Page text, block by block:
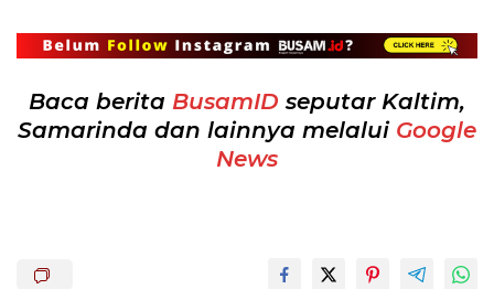
Baca berita BusamID seputar Kaltim,
Samarinda dan lainnya melalui Google
News